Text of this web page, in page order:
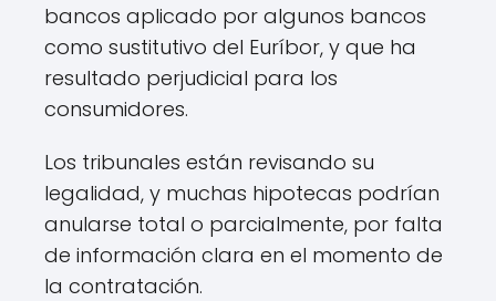
bancos aplicado por algunos bancos
como sustitutivo del Euríbor, y que ha
resultado perjudicial para los
consumidores.
Los tribunales están revisando su
legalidad, y muchas hipotecas podrían
anularse total o parcialmente, por falta
de información clara en el momento de
la contratación.